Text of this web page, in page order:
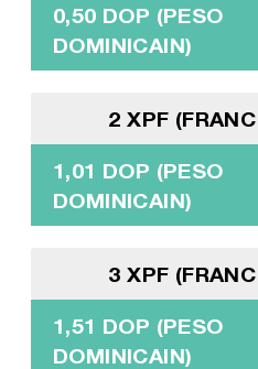
0,50 DOP (PESO
DOMINICAIN)
2 XPF
1,01 DOP (PESO
DOMINICAIN)
3 XPF
1,51 DOP (PESO
DOMINICAIN)